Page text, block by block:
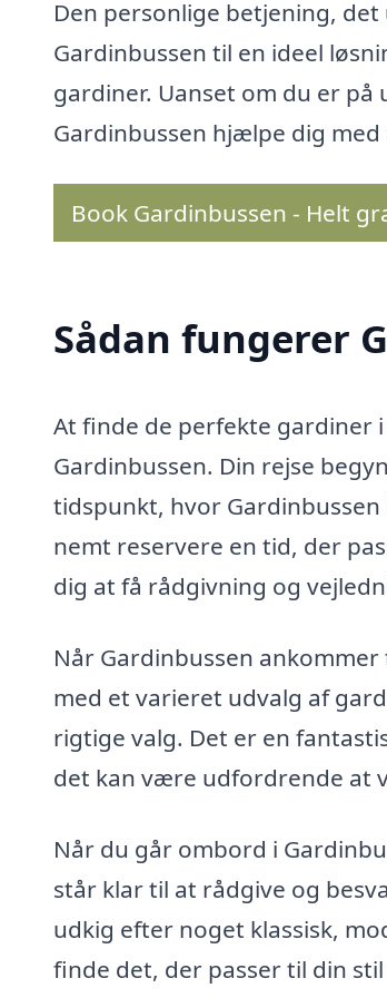
Den personlige betjening,
Gardinbussen til en ideel
gardiner. Uanset om du er
Gardinbussen hjælpe dig
Book Gardinbussen - Helt
Sådan fungerer
At finde de perfekte gardiner
Gardinbussen. Din rejse
tidspunkt, hvor
nemt reservere en tid, der
dig at få rådgivning og
Når Gardinbussen
med et varieret udvalg af
rigtige valg. Det er en
det kan være udfordrende at
Når du går ombord i
står klar til at rådgive og
udkig efter noget klassisk,
finde det, der passer til din